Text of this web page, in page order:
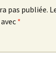
pas publiée.
*